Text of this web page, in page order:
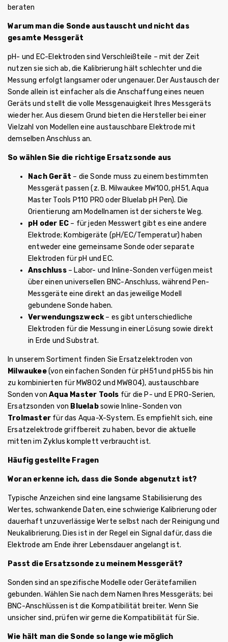
beraten
Warum man die Sonde austauscht und nicht das
gesamte Messgerät
pH- und EC-Elektroden sind Verschleißteile – mit der Zeit
nutzen sie sich ab, die Kalibrierung hält schlechter und die
Messung erfolgt langsamer oder ungenauer. Der Austausch der
Sonde allein ist einfacher als die Anschaffung eines neuen
Geräts und stellt die volle Messgenauigkeit Ihres Messgeräts
wieder her. Aus diesem Grund bieten die Hersteller bei einer
Vielzahl von Modellen eine austauschbare Elektrode mit
demselben Anschluss an.
So wählen Sie die richtige Ersatzsonde aus
Nach Gerät – die Sonde muss zu einem bestimmten
Messgerät passen (z. B. Milwaukee MW100, pH51, Aqua
Master Tools P110 PRO oder Bluelab pH Pen). Die
Orientierung am Modellnamen ist der sicherste Weg.
pH oder EC – für jeden Messwert gibt es eine andere
Elektrode; Kombigeräte (pH/EC/Temperatur) haben
entweder eine gemeinsame Sonde oder separate
Elektroden für pH und EC.
Anschluss– Labor- und Inline-Sonden verfügen meist
über einen universellen BNC-Anschluss, während Pen-
Messgeräte eine direkt an das jeweilige Modell
gebundene Sonde haben.
Verwendungszweck– es gibt unterschiedliche
Elektroden für die Messung in einer Lösung sowie direkt
in Erde und Substrat.
In unserem Sortiment finden Sie Ersatzelektroden von
Milwaukee(von einfachen Sonden für pH51 und pH55 bis hin
zu kombinierten für MW802 und MW804), austauschbare
Sonden vonAqua Master Tools für die P- und E PRO-Serien,
Ersatzsonden von Bluelabsowie Inline-Sonden von
Trolmaster für das Aqua-X-System. Es empfiehlt sich, eine
Ersatzelektrode griffbereit zu haben, bevor die aktuelle
mitten im Zyklus komplett verbraucht ist.
Häufig gestellte Fragen
Woran erkenne ich, dass die Sonde abgenutzt ist?
Typische Anzeichen sind eine langsame Stabilisierung des
Wertes, schwankende Daten, eine schwierige Kalibrierung oder
dauerhaft unzuverlässige Werte selbst nach der Reinigung und
Neukalibrierung. Dies ist in der Regel ein Signal dafür, dass die
Elektrode am Ende ihrer Lebensdauer angelangt ist.
Passt die Ersatzsonde zu meinem Messgerät?
Sonden sind an spezifische Modelle oder Gerätefamilien
gebunden. Wählen Sie nach dem Namen Ihres Messgeräts; bei
BNC-Anschlüssen ist die Kompatibilität breiter. Wenn Sie
unsicher sind, prüfen wir gerne die Kompatibilität für Sie.
Wie hält man die Sonde so lange wie möglich